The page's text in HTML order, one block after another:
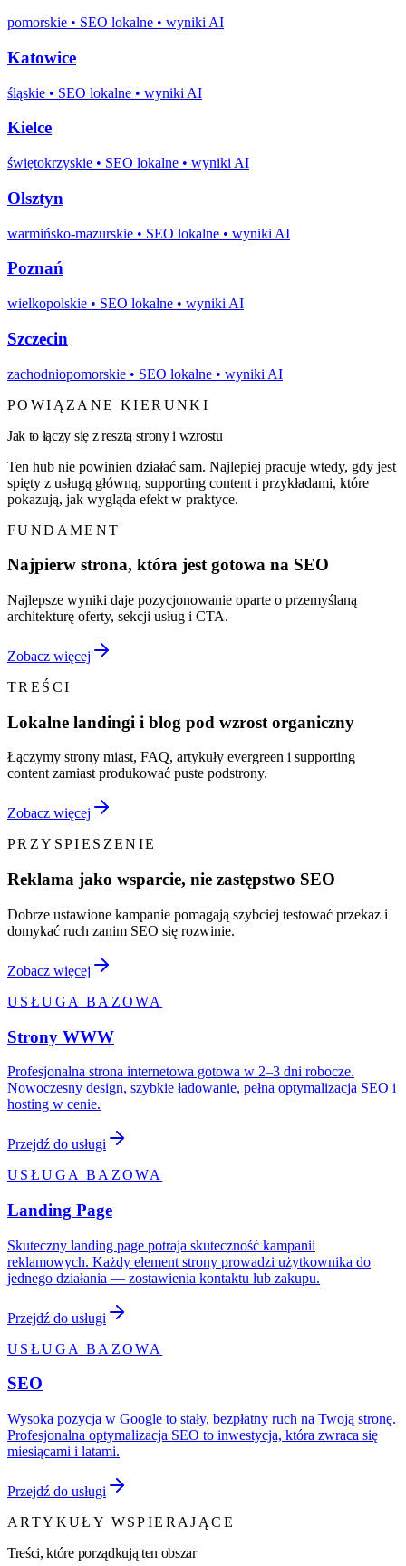
pomorskie • SEO lokalne • wyniki AI
Katowice
śląskie • SEO lokalne • wyniki AI
Kielce
świętokrzyskie • SEO lokalne • wyniki AI
Olsztyn
warmińsko-mazurskie • SEO lokalne • wyniki AI
Poznań
wielkopolskie • SEO lokalne • wyniki AI
Szczecin
zachodniopomorskie • SEO lokalne • wyniki AI
POWIĄZANE KIERUNKI
Jak to łączy się z resztą strony i wzrostu
Ten hub nie powinien działać sam. Najlepiej pracuje wtedy, gdy jest
spięty z usługą główną, supporting content i przykładami, które
pokazują, jak wygląda efekt w praktyce.
FUNDAMENT
Najpierw strona, która jest gotowa na SEO
Najlepsze wyniki daje pozycjonowanie oparte o przemyślaną
architekturę oferty, sekcji usług i CTA.
Zobacz więcej
TREŚCI
Lokalne landingi i blog pod wzrost organiczny
Łączymy strony miast, FAQ, artykuły evergreen i supporting
content zamiast produkować puste podstrony.
Zobacz więcej
PRZYSPIESZENIE
Reklama jako wsparcie, nie zastępstwo SEO
Dobrze ustawione kampanie pomagają szybciej testować przekaz i
domykać ruch zanim SEO się rozwinie.
Zobacz więcej
USŁUGA BAZOWA
Strony WWW
Profesjonalna strona internetowa gotowa w 2–3 dni robocze.
Nowoczesny design, szybkie ładowanie, pełna optymalizacja SEO i
hosting w cenie.
Przejdź do usługi
USŁUGA BAZOWA
Landing Page
Skuteczny landing page potraja skuteczność kampanii
reklamowych. Każdy element strony prowadzi użytkownika do
jednego działania — zostawienia kontaktu lub zakupu.
Przejdź do usługi
USŁUGA BAZOWA
SEO
Wysoka pozycja w Google to stały, bezpłatny ruch na Twoją stronę.
Profesjonalna optymalizacja SEO to inwestycja, która zwraca się
miesiącami i latami.
Przejdź do usługi
ARTYKUŁY WSPIERAJĄCE
Treści, które porządkują ten obszar